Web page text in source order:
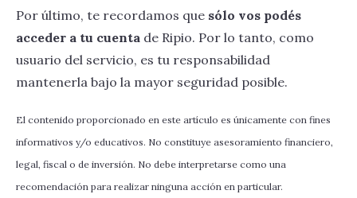
Por último, te recordamos que sólo vos podés
acceder a tu cuenta de Ripio. Por lo tanto, como
usuario del servicio, es tu responsabilidad
mantenerla bajo la mayor seguridad posible.
El contenido proporcionado en este artículo es únicamente con fines
informativos y/o educativos. No constituye asesoramiento financiero,
legal, fiscal o de inversión. No debe interpretarse como una
recomendación para realizar ninguna acción en particular.